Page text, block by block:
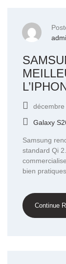
Galaxy
Samsung
standard Qi
bien
Continue